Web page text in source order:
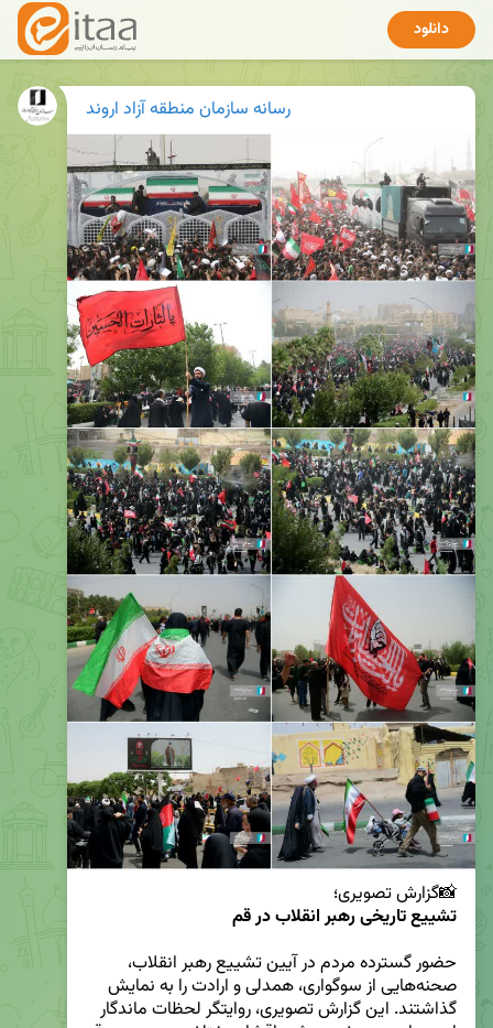
دانلود